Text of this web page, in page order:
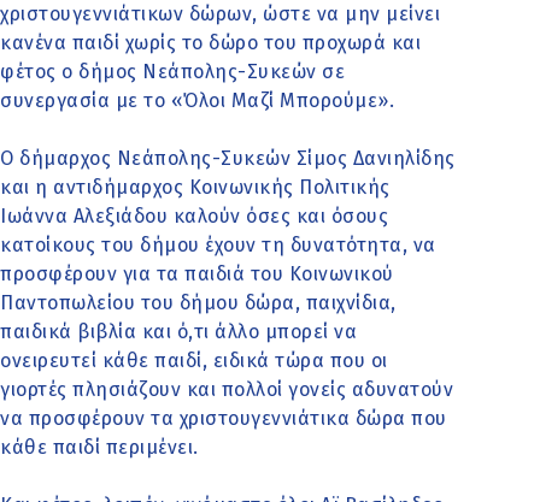
χριστουγεννιάτικων δώρων, ώστε να μην μείνει
κανένα παιδί χωρίς το δώρο του προχωρά και
φέτος ο δήμος Νεάπολης-Συκεών σε
συνεργασία με το «Όλοι Μαζί Μπορούμε».
Ο δήμαρχος Νεάπολης-Συκεών Σίμος Δανιηλίδης
και η αντιδήμαρχος Κοινωνικής Πολιτικής
Ιωάννα Αλεξιάδου καλούν όσες και όσους
κατοίκους του δήμου έχουν τη δυνατότητα, να
προσφέρουν για τα παιδιά του Κοινωνικού
Παντοπωλείου του δήμου δώρα, παιχνίδια,
παιδικά βιβλία και ό,τι άλλο μπορεί να
ονειρευτεί κάθε παιδί, ειδικά τώρα που οι
γιορτές πλησιάζουν και πολλοί γονείς αδυνατούν
να προσφέρουν τα χριστουγεννιάτικα δώρα που
κάθε παιδί περιμένει.